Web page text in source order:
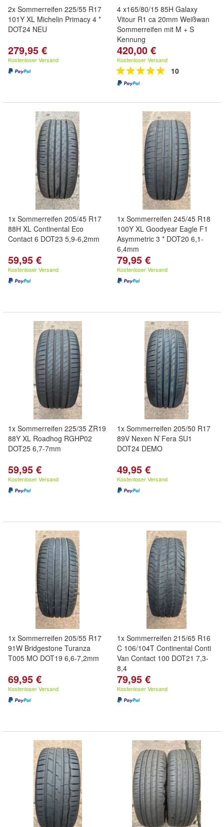
2x Sommerreifen 225/55 R17
101Y XL Michelin Primacy 4 *
DOT24 NEU
279,95 €
Kostenloser Versand
4 x165/80/15 85H Galaxy
Vitour R1 ca 20mm Weißwan
Sommerreifen mit M + S
Kennung
420,00 €
Kostenloser Versand
10
1x Sommerreifen 205/45 R17
88H XL Continental Eco
Contact 6 DOT23 5,9-6,2mm
59,95 €
Kostenloser Versand
1x Sommerreifen 245/45 R18
100Y XL Goodyear Eagle F1
Asymmetric 3 * DOT20 6,1-
6,4mm
79,95 €
Kostenloser Versand
1x Sommerreifen 225/35 ZR19
88Y XL Roadhog RGHP02
DOT25 6,7-7mm
59,95 €
Kostenloser Versand
1x Sommerreifen 205/50 R17
89V Nexen N`Fera SU1
DOT24 DEMO
49,95 €
Kostenloser Versand
1x Sommerreifen 205/55 R17
91W Bridgestone Turanza
T005 MO DOT19 6,6-7,2mm
69,95 €
Kostenloser Versand
1x Sommerreifen 215/65 R16
C 106/104T Continental Conti
Van Contact 100 DOT21 7,3-
8,4
79,95 €
Kostenloser Versand